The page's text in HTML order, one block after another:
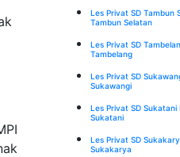
Les Privat SD Tambun
Tambun Selatan
Les Privat SD
Tambelang
Les Privat SD
Sukawangi
Les Privat SD
Sukatani
Les Privat SD
Sukakarya